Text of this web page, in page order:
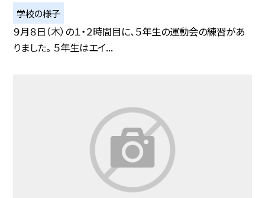
学校の様子
９月８日（木）の１・２時間目に、５年生の運動会の練習があ
りました。 ５年生はエイ...